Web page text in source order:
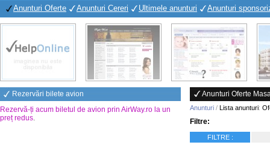
Anunturi Oferte Anunturi Cereri Ultimele anunturi Anunturi
Rezervări bilete avion
Rezervă-ți acum biletul de avion prin AirWay.ro la un
preț redus.
Anunturi Oferte
Anunturi / Lista anunturi:
Filtre:
FILTRE :